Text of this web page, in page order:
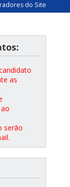
do Site
as
serão